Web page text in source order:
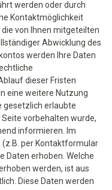
werden oder durch
Kontaktmöglichkeit
von Ihnen mitgeteilten
Abwicklung des
werden Ihre Daten
dieser Fristen
eine weitere Nutzung
gesetzlich erlaubte
vorbehalten wurde,
informieren. Im
per Kontaktformular
Daten erhoben. Welche
werden, ist aus
Diese Daten werden